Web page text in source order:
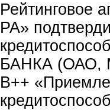
Рейтинговое
РА»
БАНКА (ОАО,
В++